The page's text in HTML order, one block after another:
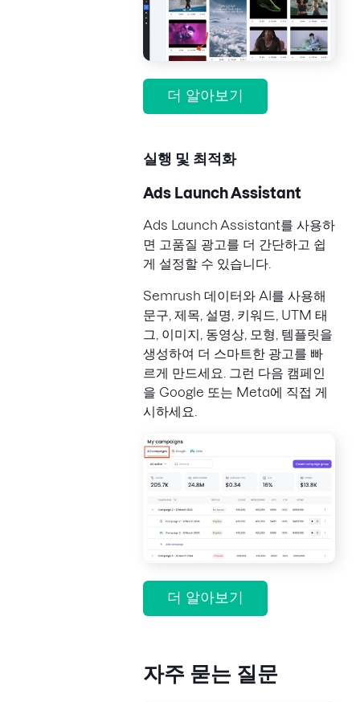
더 알아보기
실행 및 최적화
Ads Launch Assistant
Ads Launch Assistant를 사용하
면 고품질 광고를 더 간단하고 쉽
게 설정할 수 있습니다.
Semrush 데이터와 AI를 사용해
문구, 제목, 설명, 키워드, UTM 태
그, 이미지, 동영상, 모형, 템플릿을
생성하여 더 스마트한 광고를 빠
르게 만드세요. 그런 다음 캠페인
을 Google 또는 Meta에 직접 게
시하세요.
더 알아보기
자주 묻는 질문